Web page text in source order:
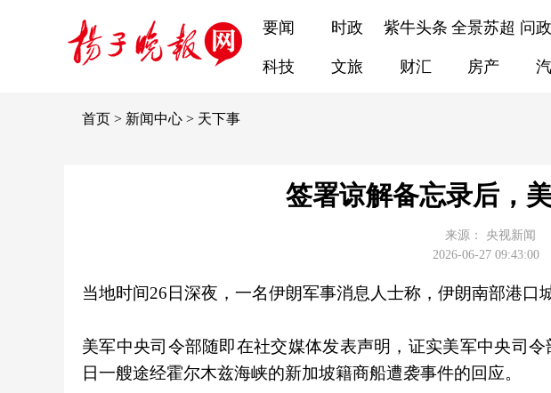
要闻 时政 紫牛头条 全景苏超 问
科技 文旅 财汇 房产
首页 > 新闻中心 > 天下事
签署谅解备忘录后，
来源：
央视新闻
2026-06-27 09:43:00
当地时间26日深夜，一名伊朗军事消息人士称，伊朗南部港口
美军中央司令部随即在社交媒体发表声明，证实美军中央司
日一艘途经霍尔木兹海峡的新加坡籍商船遭袭事件的回应。